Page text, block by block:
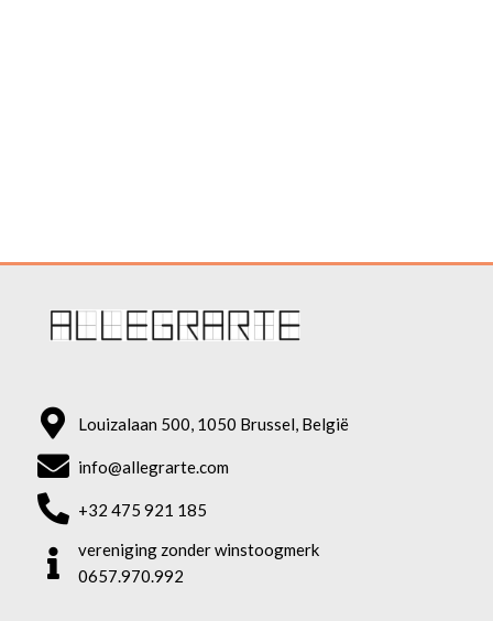
Louizalaan 500, 1050 Brussel, België
info@allegrarte.com
+32 475 921 185
vereniging zonder winstoogmerk
0657.970.992